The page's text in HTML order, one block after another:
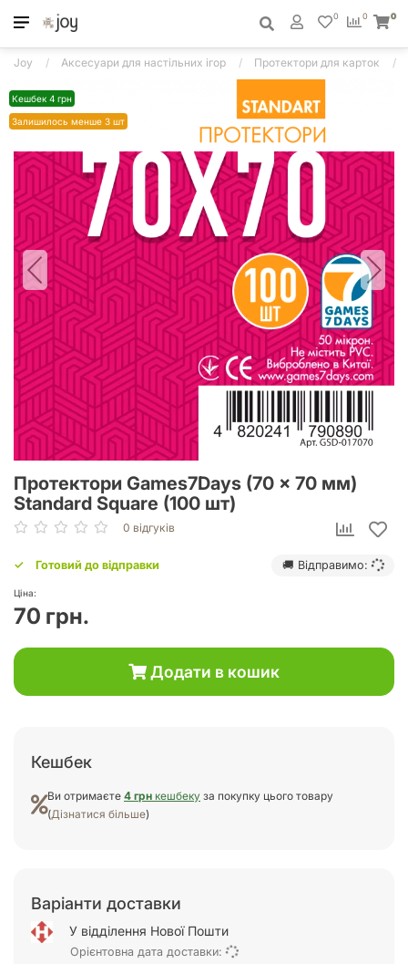
0
0 0
Joy Аксесуари для настільних ігор Протектори для карток
Кешбек 4 грн
Залишилось менше 3 шт
Протектори Games7Days (70 x 70 мм)
Standard Square (100 шт)
0 відгуків
Готовий до відправки 🚚 Відправимо:
Ціна:
70 грн.
Додати в кошик
Кешбек
Ви отримаєте 4 грн кешбеку за покупку цього товару
(Дізнатися більше)
Варіанти доставки
У відділення Нової Пошти
Орієнтовна дата доставки: